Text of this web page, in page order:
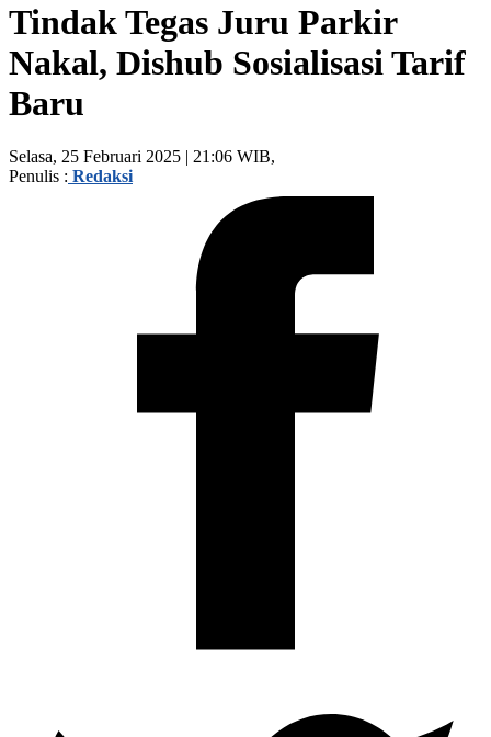
Tindak Tegas Juru Parkir
Nakal, Dishub Sosialisasi Tarif
Baru
Selasa, 25 Februari 2025 | 21:06 WIB,
Penulis : Redaksi